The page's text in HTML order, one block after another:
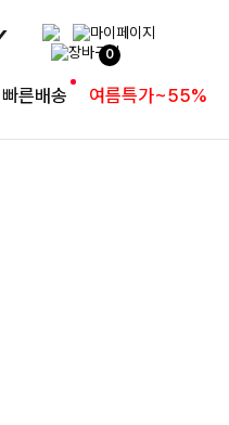
0
빠른배송 여름특가~55%